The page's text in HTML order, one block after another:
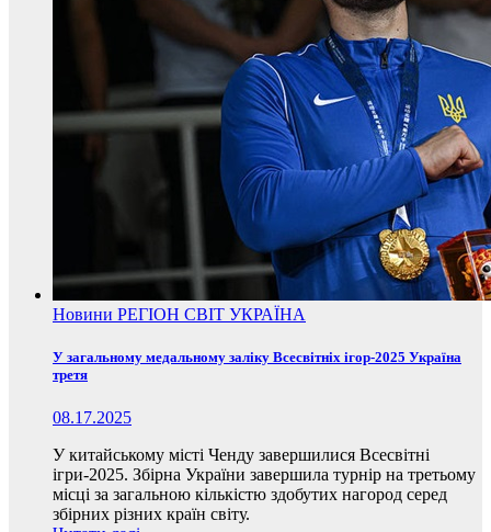
Новини РЕГІОН СВІТ УКРАЇНА
У загальному медальному заліку Всесвітніх ігор-2025 Україна
третя
08.17.2025
У китайському місті Ченду завершилися Всесвітні
ігри-2025. Збірна України завершила турнір на третьому
місці за загальною кількістю здобутих нагород серед
збірних різних країн світу.